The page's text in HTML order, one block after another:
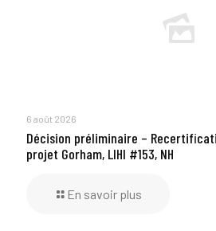
6 août 2026
Décision préliminaire –
projet Gorham, LIHI #153, NH
En savoir plus